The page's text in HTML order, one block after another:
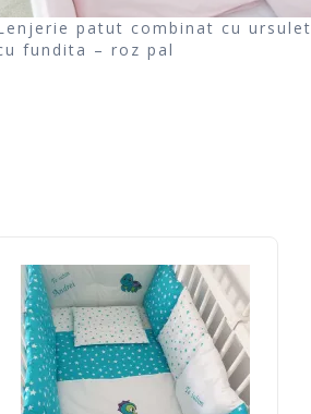
patut combinat cu ursulet
fundita – roz pal